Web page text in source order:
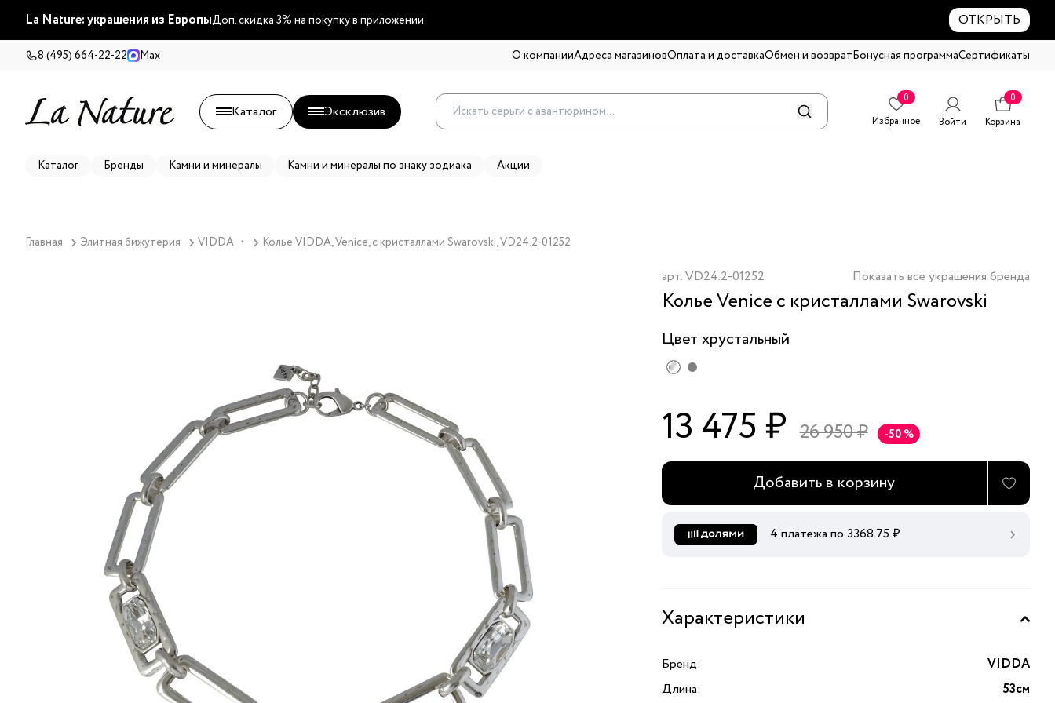
La Nature: украшения из ЕвропыДоп. скидка 3% на покупку в приложении ОТКРЫТЬ
8 (495) 664-22-22 Max О компанииАдреса магазиновОплата и доставкаОбмен и возвратБонусная программаСертификаты
Каталог Эксклюзив
0
Избранное
Войти
0
Корзина
Каталог Бренды Камни и минералы Камни и минералы по знаку зодиака Акции
Главная Элитная бижутерия VIDDA ▼ Колье VIDDA, Venice, с кристаллами Swarovski, VD24.2-01252
арт.VD24.2-01252 Показать все украшения бренда
Колье Venice с кристаллами Swarovski
Цвет хрустальный
13 475 ₽ 26 950 ₽ -50 %
Добавить в корзину
4 платежа по 3368.75 ₽
Характеристики
Бренд:
VIDDA
Длина:
53см